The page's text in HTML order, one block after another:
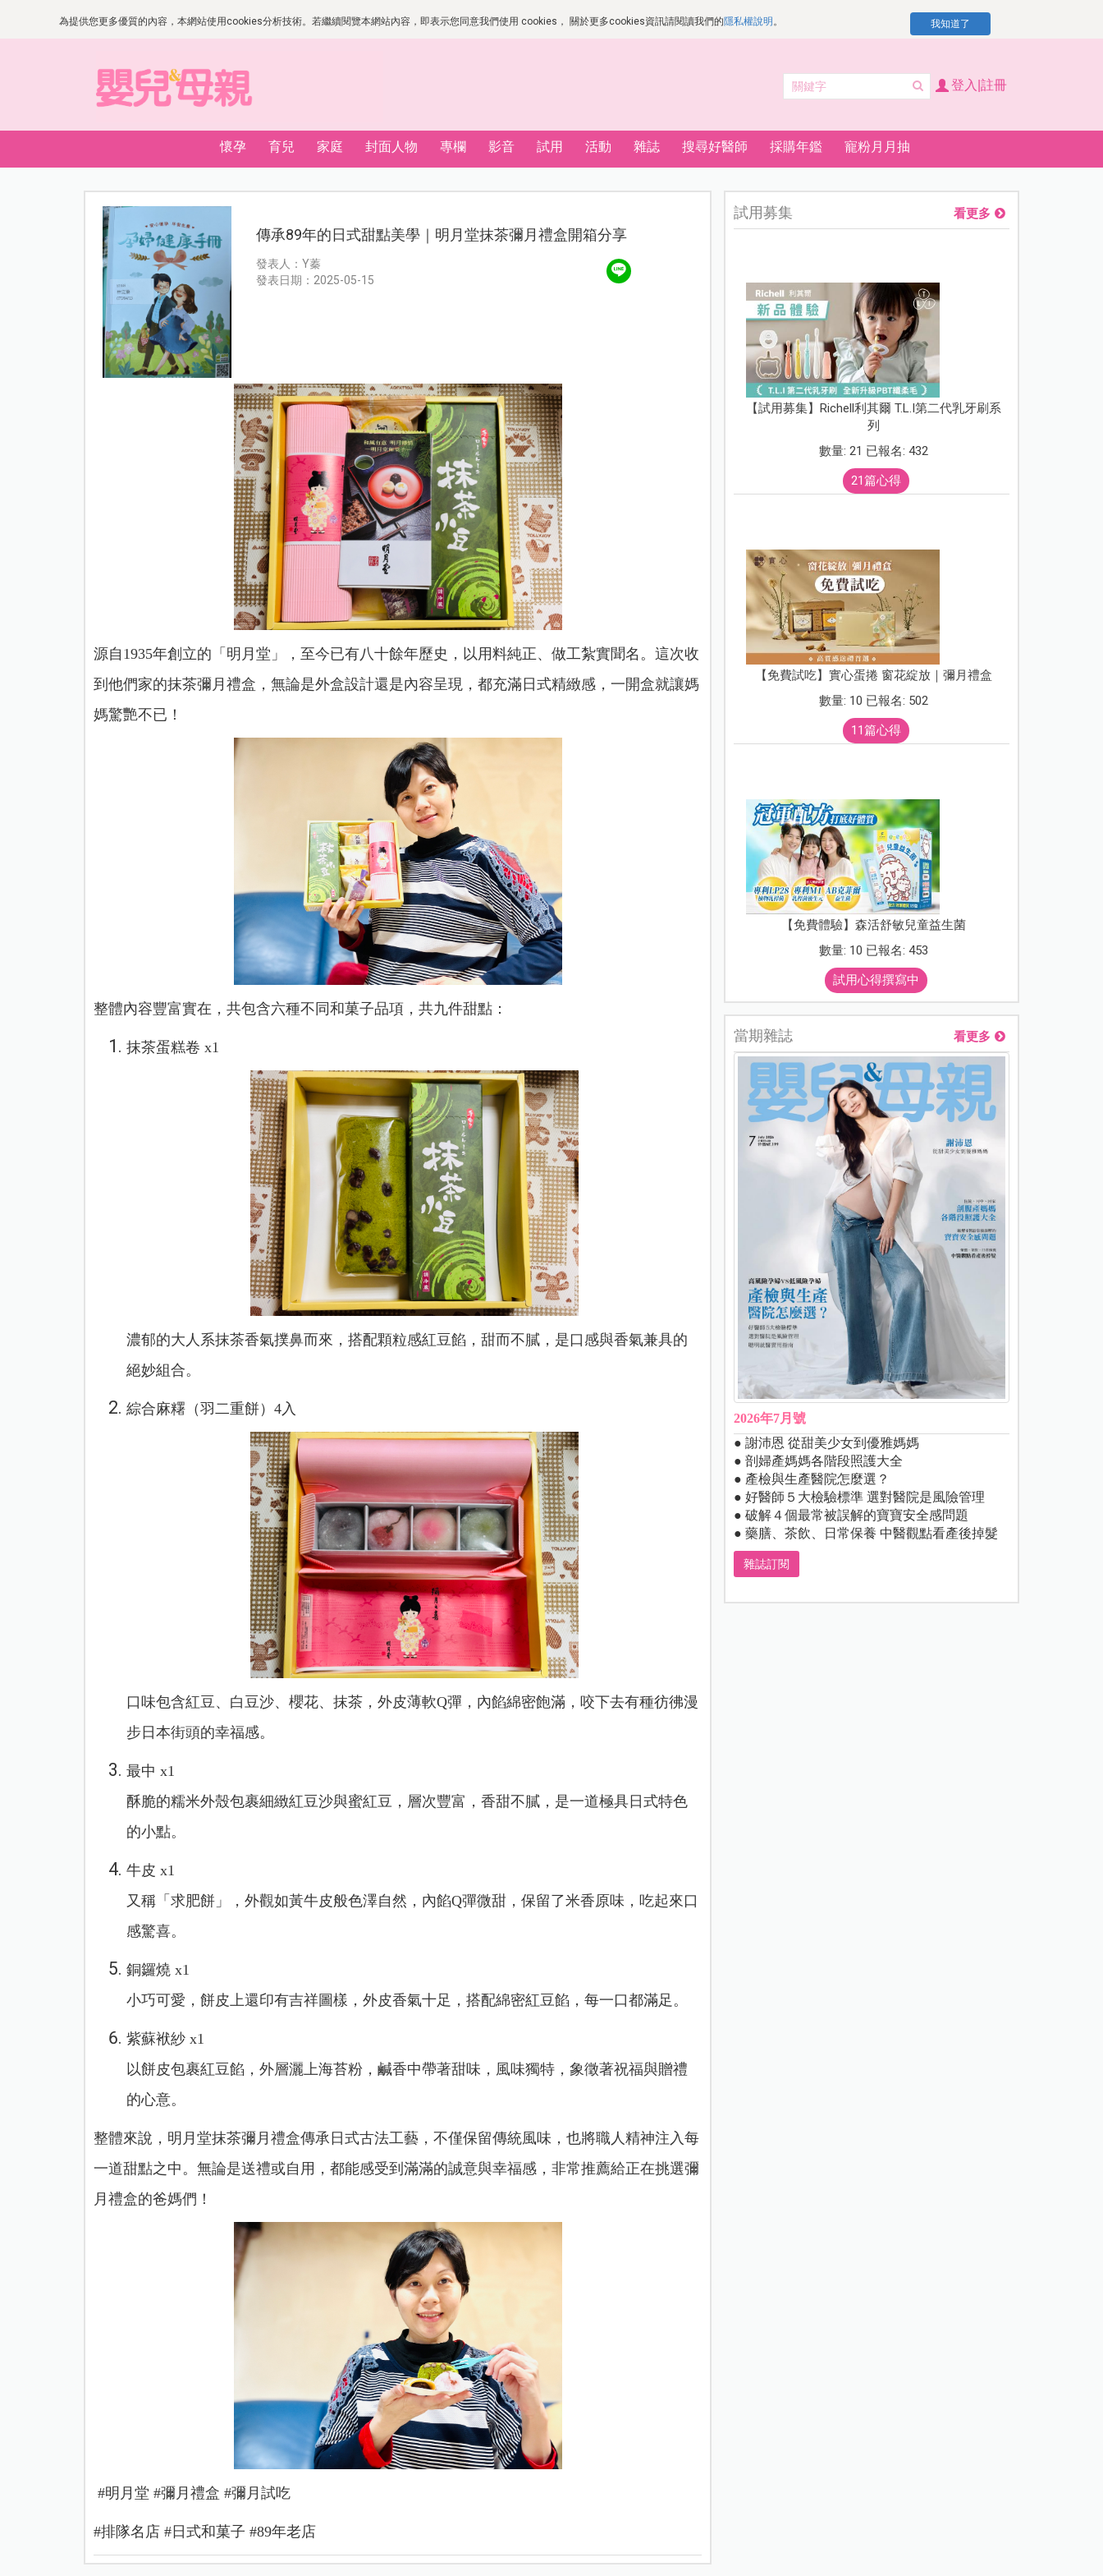
為提供您更多優質的內容，本網站使用cookies分析技術。若繼續閱覽本網站內容，即表示您同意我們使用 cookies， 關於更多cookies資訊請閱讀我們的隱私權說明 。 我知道了
登入|註冊
懷孕 育兒 家庭 封面人物 專欄 影音 試用 活動 雜誌 搜尋好醫師 採購年鑑 寵粉月月抽
傳承89年的日式甜點美學｜明月堂抹茶彌月禮盒開箱分享
發表人：Y蓁
發表日期：2025-05-15
源自1935年創立的「明月堂」，至今已有八十餘年歷史，以用料純正、做工紮實聞名。這次收
到他們家的抹茶彌月禮盒，無論是外盒設計還是內容呈現，都充滿日式精緻感，一開盒就讓媽
媽驚艷不已！
整體內容豐富實在，共包含六種不同和菓子品項，共九件甜點：
抹茶蛋糕卷 x1
濃郁的大人系抹茶香氣撲鼻而來，搭配顆粒感紅豆餡，甜而不膩，是口感與香氣兼具的
絕妙組合。
綜合麻糬（羽二重餅）4入
口味包含紅豆、白豆沙、櫻花、抹茶，外皮薄軟Q彈，內餡綿密飽滿，咬下去有種彷彿漫
步日本街頭的幸福感。
最中 x1
酥脆的糯米外殼包裹細緻紅豆沙與蜜紅豆，層次豐富，香甜不膩，是一道極具日式特色
的小點。
牛皮 x1
又稱「求肥餅」，外觀如黃牛皮般色澤自然，內餡Q彈微甜，保留了米香原味，吃起來口
感驚喜。
銅鑼燒 x1
小巧可愛，餅皮上還印有吉祥圖樣，外皮香氣十足，搭配綿密紅豆餡，每一口都滿足。
紫蘇袱紗 x1
以餅皮包裹紅豆餡，外層灑上海苔粉，鹹香中帶著甜味，風味獨特，象徵著祝福與贈禮
的心意。
整體來說，明月堂抹茶彌月禮盒傳承日式古法工藝，不僅保留傳統風味，也將職人精神注入每
一道甜點之中。無論是送禮或自用，都能感受到滿滿的誠意與幸福感，非常推薦給正在挑選彌
月禮盒的爸媽們！
#明月堂 #彌月禮盒 #彌月試吃
#排隊名店 #日式和菓子 #89年老店
試用募集 看更多
【試用募集】Richell利其爾 T.L.I第二代乳牙刷系
列
數量: 21 已報名: 432
21篇心得
【免費試吃】實心蛋捲 窗花綻放｜彌月禮盒
數量: 10 已報名: 502
11篇心得
【免費體驗】森活舒敏兒童益生菌
數量: 10 已報名: 453
試用心得撰寫中
當期雜誌 看更多
2026年7月號
● 謝沛恩 從甜美少女到優雅媽媽
● 剖婦產媽媽各階段照護大全
● 產檢與生產醫院怎麼選？
● 好醫師５大檢驗標準 選對醫院是風險管理
● 破解４個最常被誤解的寶寶安全感問題
● 藥膳、茶飲、日常保養 中醫觀點看產後掉髮
雜誌訂閱